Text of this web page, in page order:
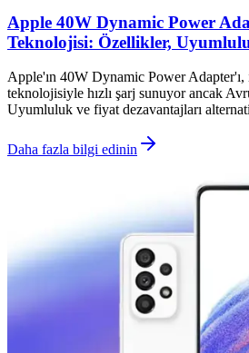
Apple 40W Dynamic Power
Teknolojisi: Özellikler,
Apple'ın 40W Dynamic Power
teknolojisiyle hızlı şarj sunuyor ancak
Uyumluluk ve fiyat dezavantajları
Daha fazla bilgi edinin